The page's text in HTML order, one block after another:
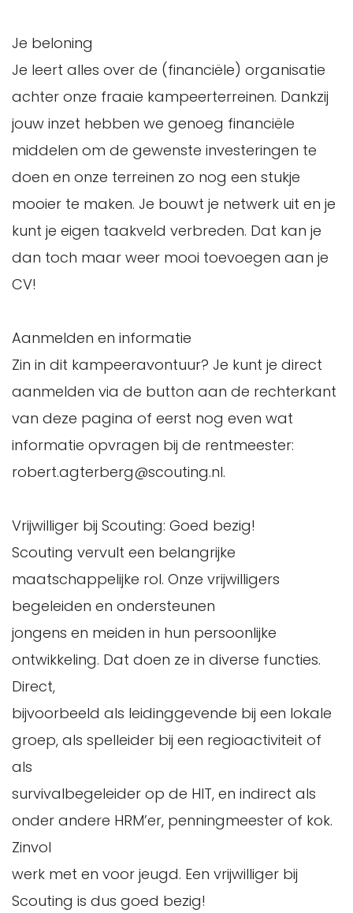
Je beloning
Je leert alles over de (financiële) organisatie
achter onze fraaie kampeerterreinen. Dankzij
jouw inzet hebben we genoeg financiële
middelen om de gewenste investeringen te
doen en onze terreinen zo nog een stukje
mooier te maken. Je bouwt je netwerk uit en je
kunt je eigen taakveld verbreden. Dat kan je
dan toch maar weer mooi toevoegen aan je
CV!
Aanmelden en informatie
Zin in dit kampeeravontuur? Je kunt je direct
aanmelden via de button aan de rechterkant
van deze pagina of eerst nog even wat
informatie opvragen bij de rentmeester:
robert.agterberg@scouting.nl.
Vrijwilliger bij Scouting: Goed bezig!
Scouting vervult een belangrijke
maatschappelijke rol. Onze vrijwilligers
begeleiden en ondersteunen
jongens en meiden in hun persoonlijke
ontwikkeling. Dat doen ze in diverse functies.
Direct,
bijvoorbeeld als leidinggevende bij een lokale
groep, als spelleider bij een regioactiviteit of
als
survivalbegeleider op de HIT, en indirect als
onder andere HRM’er, penningmeester of kok.
Zinvol
werk met en voor jeugd. Een vrijwilliger bij
Scouting is dus goed bezig!